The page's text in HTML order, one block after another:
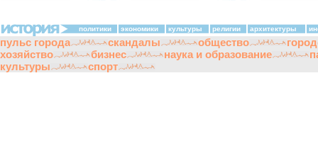
политики экономики культуры религии архитектуры
пульс города скандалы общество
хозяйство
бизнес наука и образование
культуры
спорт